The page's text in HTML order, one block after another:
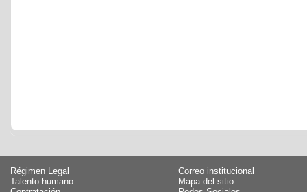
Régimen Legal
Talento humano
Correo institucional
Mapa del sitio